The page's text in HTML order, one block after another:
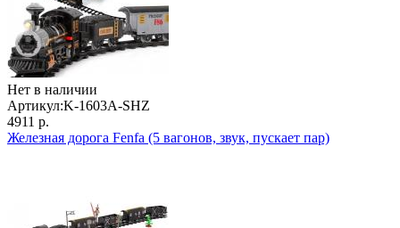
Нет в наличии
Артикул:K-1603A-SHZ
4911 р.
Железная дорога Fenfa (5 вагонов, звук, пускает пар)